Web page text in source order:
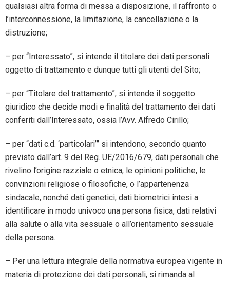
qualsiasi altra forma di messa a disposizione, il raffronto o
l’interconnessione, la limitazione, la cancellazione o la
distruzione;
– per “Interessato”, si intende il titolare dei dati personali
oggetto di trattamento e dunque tutti gli utenti del Sito;
– per “Titolare del trattamento”, si intende il soggetto
giuridico che decide modi e finalità del trattamento dei dati
conferiti dall’Interessato, ossia l’Avv. Alfredo Cirillo;
– per “dati c.d. ‘particolari’” si intendono, secondo quanto
previsto dall’art. 9 del Reg. UE/2016/679, dati personali che
rivelino l’origine razziale o etnica, le opinioni politiche, le
convinzioni religiose o filosofiche, o l’appartenenza
sindacale, nonché dati genetici, dati biometrici intesi a
identificare in modo univoco una persona fisica, dati relativi
alla salute o alla vita sessuale o all’orientamento sessuale
della persona.
– Per una lettura integrale della normativa europea vigente in
materia di protezione dei dati personali, si rimanda al